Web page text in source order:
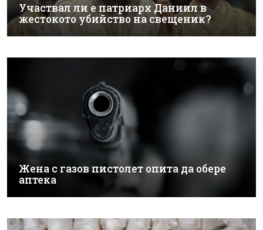
Участвал ли е патриарх Даниил в
жестокото убийство на свещеник?
Жена с газов пистолет опита да обере
аптека